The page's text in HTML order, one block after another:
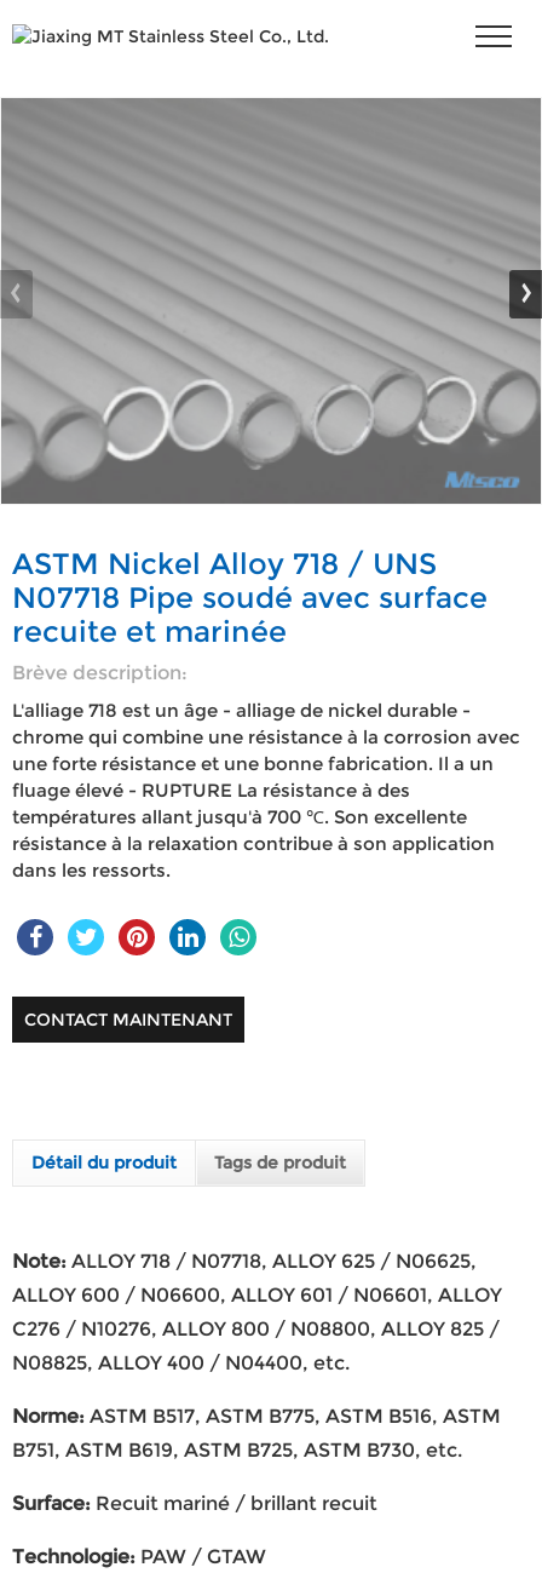
ASTM Nickel Alloy 718 / UNS
N07718 Pipe soudé avec surface
recuite et marinée
Brève description:
L'alliage 718 est un âge - alliage de nickel durable -
chrome qui combine une résistance à la corrosion avec
une forte résistance et une bonne fabrication. Il a un
fluage élevé - RUPTURE La résistance à des
températures allant jusqu'à 700 ℃. Son excellente
résistance à la relaxation contribue à son application
dans les ressorts.
CONTACT MAINTENANT
Détail du produit Tags de produit
Note: ALLOY 718 / N07718, ALLOY 625 / N06625,
ALLOY 600 / N06600, ALLOY 601 / N06601, ALLOY
C276 / N10276, ALLOY 800 / N08800, ALLOY 825 /
N08825, ALLOY 400 / N04400, etc.
Norme: ASTM B517, ASTM B775, ASTM B516, ASTM
B751, ASTM B619, ASTM B725, ASTM B730, etc.
Surface: Recuit mariné / brillant recuit
Technologie: PAW / GTAW